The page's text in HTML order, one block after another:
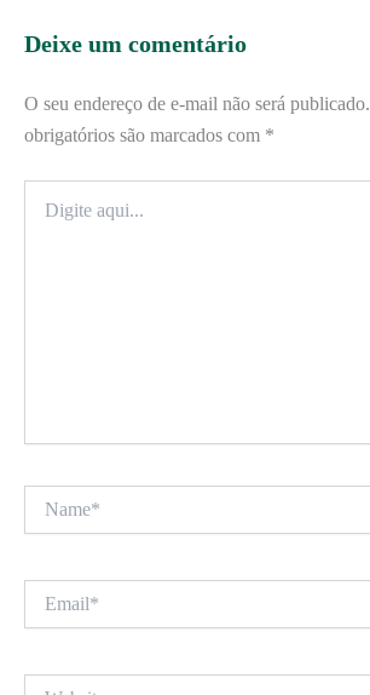
Deixe um comentário
O seu endereço de e-mail não será publicado.
obrigatórios são marcados com *
aqui...